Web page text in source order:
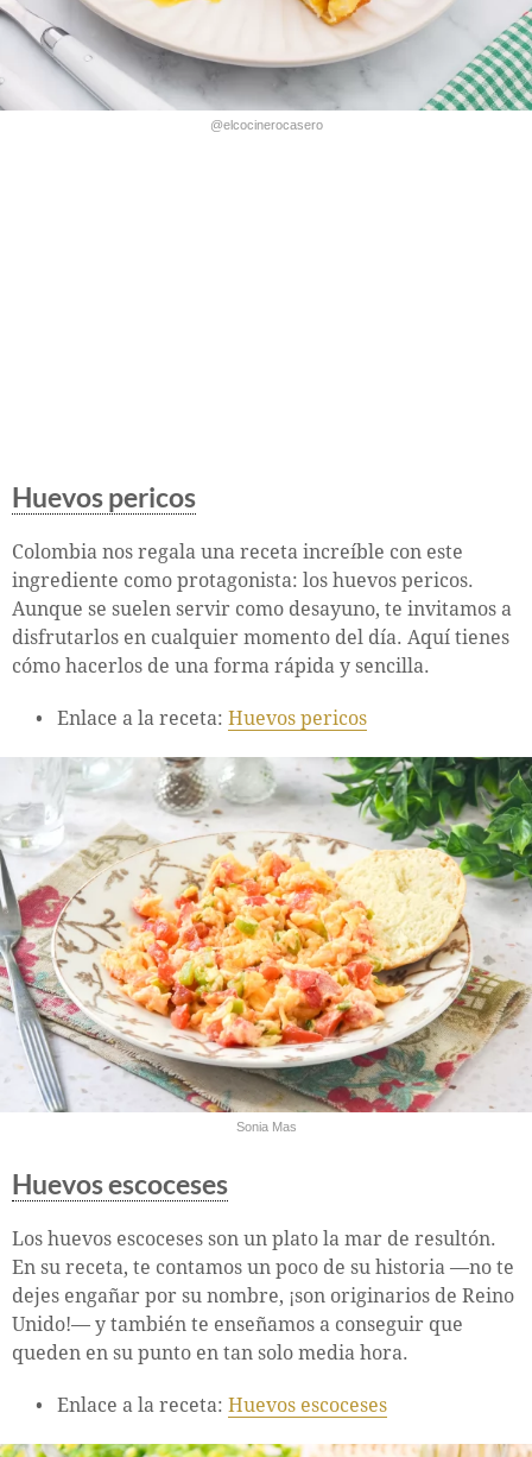
@elcocinerocasero
Huevos pericos
Colombia nos regala una receta increíble con este
ingrediente como protagonista: los huevos pericos.
Aunque se suelen servir como desayuno, te invitamos a
disfrutarlos en cualquier momento del día. Aquí tienes
cómo hacerlos de una forma rápida y sencilla.
Enlace a la receta: Huevos pericos
Sonia Mas
Huevos escoceses
Los huevos escoceses son un plato la mar de resultón.
En su receta, te contamos un poco de su historia —no te
dejes engañar por su nombre, ¡son originarios de Reino
Unido!— y también te enseñamos a conseguir que
queden en su punto en tan solo media hora.
Enlace a la receta: Huevos escoceses